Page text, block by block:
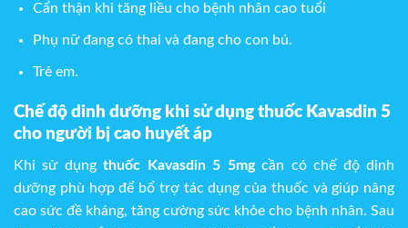
Cẩn thận khi tăng liều cho bệnh nhân cao tuổi
Phụ nữ đang có thai và đang cho con bú.
Trẻ em.
Chế độ dinh dưỡng khi sử dụng thuốc Kavasdin 5
cho người bị cao huyết áp
Khi sử dụngthuốc Kavasdin 5 5mgcần có chế độ dinh
dưỡng phù hợp để bổ trợ tác dụng của thuốc và giúp nâng
cao sức đề kháng, tăng cường sức khỏe cho bệnh nhân. Sau